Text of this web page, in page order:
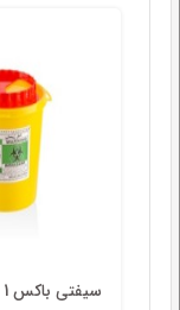
سیفتی باکس 1 لیتری bio safe